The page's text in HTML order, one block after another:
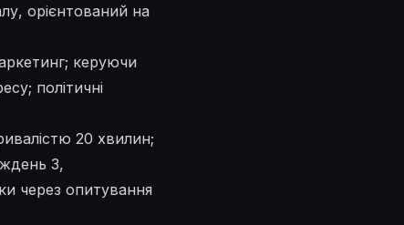
орієнтований на
керуючи
політичні
20 хвилин;
3,
через опитування